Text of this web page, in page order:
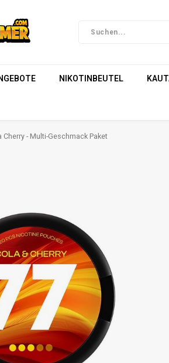
NIKOTINBEUTEL
Cherry - Multi-Geschmack Paket